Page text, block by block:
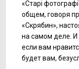
«Старі
общем, говоря
«Скрябин»,
на самом деле. И
если вам
будет вам,